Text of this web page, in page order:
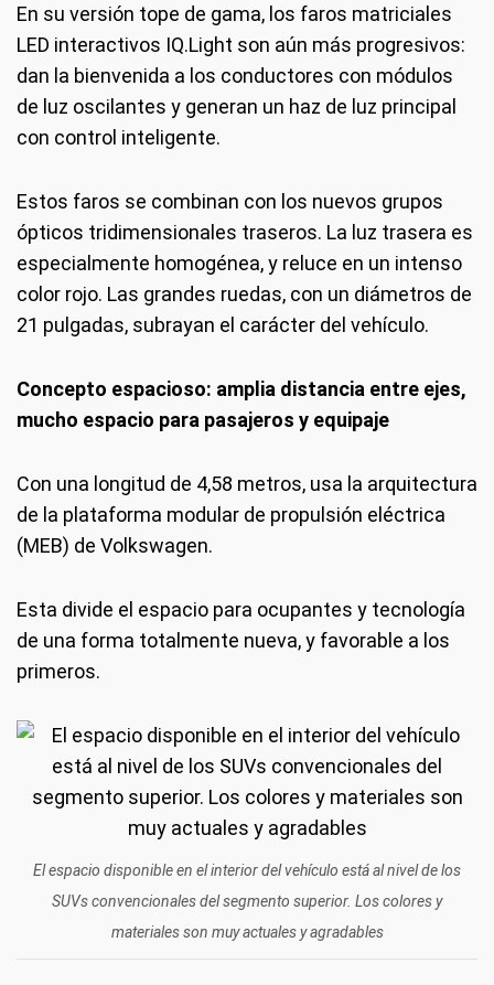
En su versión tope de gama, los faros matriciales
LED interactivos IQ.Light son aún más progresivos:
dan la bienvenida a los conductores con módulos
de luz oscilantes y generan un haz de luz principal
con control inteligente.
Estos faros se combinan con los nuevos grupos
ópticos tridimensionales traseros. La luz trasera es
especialmente homogénea, y reluce en un intenso
color rojo. Las grandes ruedas, con un diámetros de
21 pulgadas, subrayan el carácter del vehículo.
Concepto espacioso: amplia distancia entre ejes,
mucho espacio para pasajeros y equipaje
Con una longitud de 4,58 metros, usa la arquitectura
de la plataforma modular de propulsión eléctrica
(MEB) de Volkswagen.
Esta divide el espacio para ocupantes y tecnología
de una forma totalmente nueva, y favorable a los
primeros.
El espacio disponible en el interior del vehículo está al nivel de los
SUVs convencionales del segmento superior. Los colores y
materiales son muy actuales y agradables